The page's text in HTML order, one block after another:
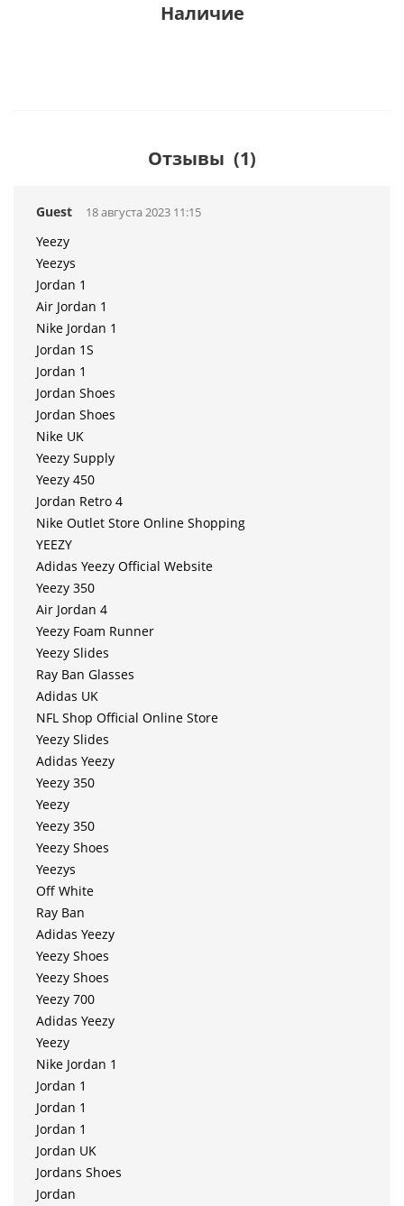
Наличие
Отзывы (1)
Guest 18 августа 2023 11:15
Yeezy
Yeezys
Jordan 1
Air Jordan 1
Nike Jordan 1
Jordan 1S
Jordan 1
Jordan Shoes
Jordan Shoes
Nike UK
Yeezy Supply
Yeezy 450
Jordan Retro 4
Nike Outlet Store Online Shopping
YEEZY
Adidas Yeezy Official Website
Yeezy 350
Air Jordan 4
Yeezy Foam Runner
Yeezy Slides
Ray Ban Glasses
Adidas UK
NFL Shop Official Online Store
Yeezy Slides
Adidas Yeezy
Yeezy 350
Yeezy
Yeezy 350
Yeezy Shoes
Yeezys
Off White
Ray Ban
Adidas Yeezy
Yeezy Shoes
Yeezy Shoes
Yeezy 700
Adidas Yeezy
Yeezy
Nike Jordan 1
Jordan 1
Jordan 1
Jordan 1
Jordan UK
Jordans Shoes
Jordan